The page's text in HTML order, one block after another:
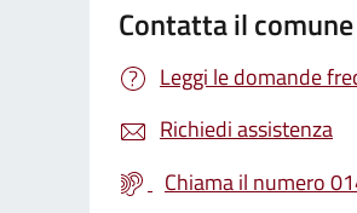
Contatta il comune
Leggi le domande
Richiedi assistenza
Chiama il numero